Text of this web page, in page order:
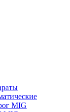
MIG